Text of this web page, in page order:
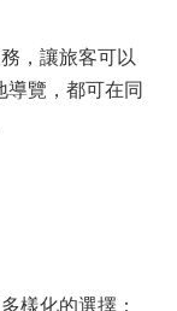
，讓旅客可以
導覽，都可在同
樣化的選擇：